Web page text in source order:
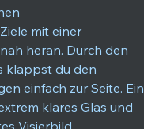
mit einer
heran. Durch den
klappst du den
einfach zur Seite. Ein
klares Glas und
Visierbild.